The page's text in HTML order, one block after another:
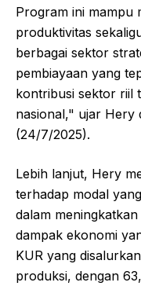
Program ini mampu
produktivitas
berbagai sektor
pembiayaan yang
kontribusi sektor riil
nasional," ujar Hery
(24/7/2025).
Lebih lanjut, Hery
terhadap modal
dalam
dampak ekonomi
KUR yang
produksi, dengan